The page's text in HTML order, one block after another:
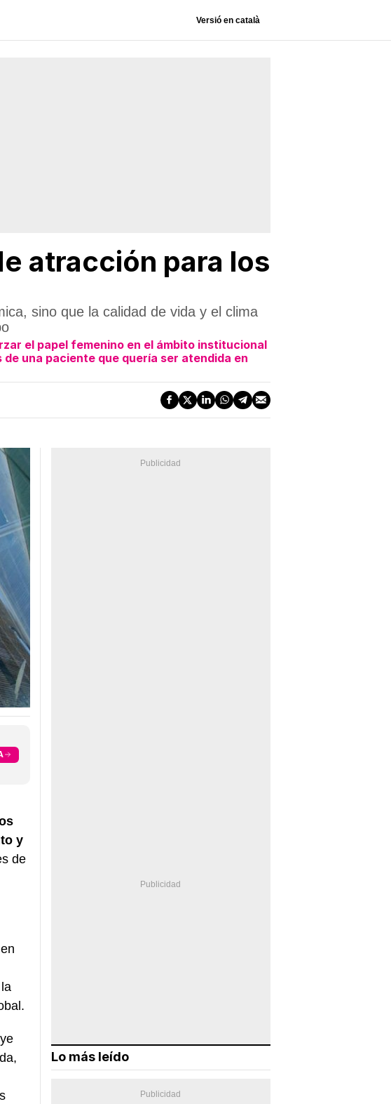
Versió en català
atracción para los
sino que la calidad de vida y el clima
el papel femenino en el ámbito institucional
una paciente que quería ser atendida en
y
de
Lo más leído